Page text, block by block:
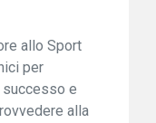
allo Sport
per
successo e
alla